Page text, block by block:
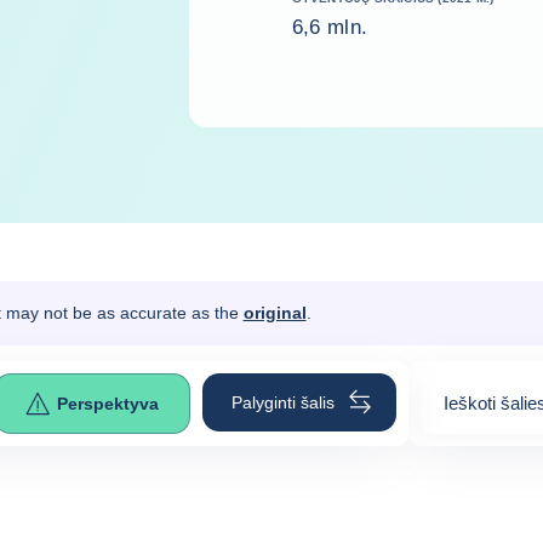
6,6 mln.
not be as accurate as the original
Perspektyva Palyginti šalis Ieškoti